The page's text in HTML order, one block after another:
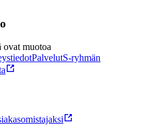
ovat muotoa
PalvelutS-ryhmän